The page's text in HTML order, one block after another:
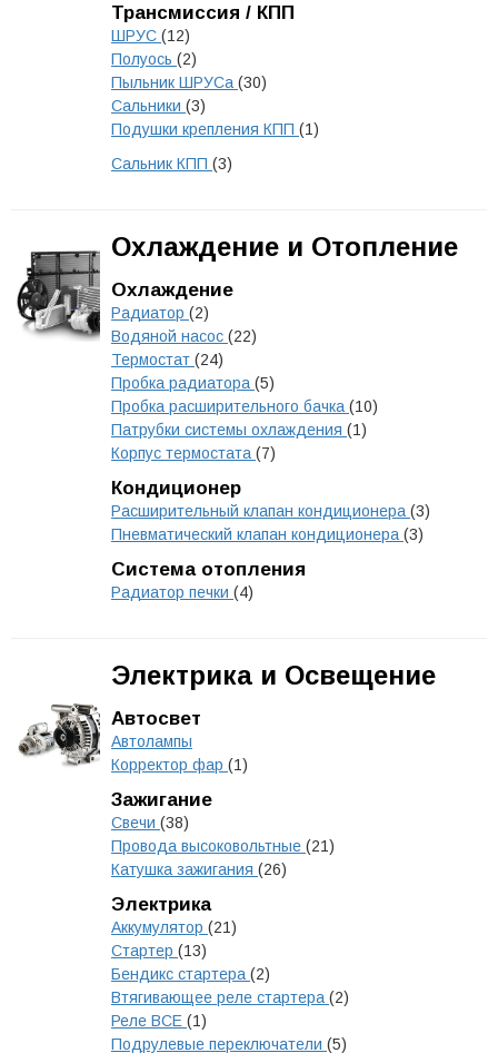
Трансмиссия / КПП
ШРУС (12)
Полуось (2)
Пыльник ШРУСа (30)
Сальники (3)
Подушки крепления КПП (1)
Сальник КПП (3)
Охлаждение и Отопление
Охлаждение
Радиатор (2)
Водяной насос (22)
Термостат (24)
Пробка радиатора (5)
Пробка расширительного бачка (10)
Патрубки системы охлаждения (1)
Корпус термостата (7)
Кондиционер
Расширительный клапан кондиционера (3)
Пневматический клапан кондиционера (3)
Система отопления
Радиатор печки (4)
Электрика и Освещение
Автосвет
Автолампы
Корректор фар (1)
Зажигание
Свечи (38)
Провода высоковольтные (21)
Катушка зажигания (26)
Электрика
Аккумулятор (21)
Стартер (13)
Бендикс стартера (2)
Втягивающее реле стартера (2)
Реле ВСЕ (1)
Подрулевые переключатели (5)